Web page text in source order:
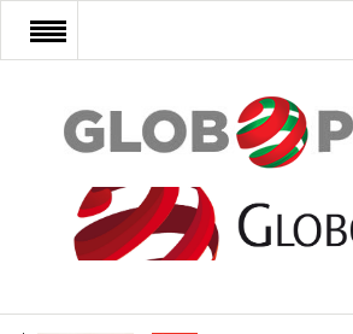
FŐOLDAL
AFRIKA